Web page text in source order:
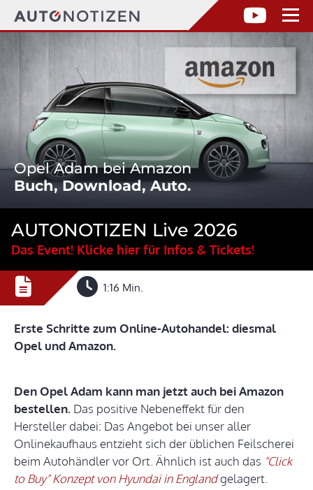
Opel Adam bei Amazon
Buch, Download, Auto.
AUTONOTIZEN Live 2026
Das Event! Klicke hier für Infos & Tickets!
1:16 Min.
Erste Schritte zum Online-Autohandel: diesmal
Opel und Amazon.
Den Opel Adam kann man jetzt auch bei Amazon
bestellen. Das positive Nebeneffekt für den
Hersteller dabei: Das Angebot bei unser aller
Onlinekaufhaus entzieht sich der üblichen Feilscherei
beim Autohändler vor Ort. Ähnlich ist auch das "Click
to Buy" Konzept von Hyundai in Englandgelagert.